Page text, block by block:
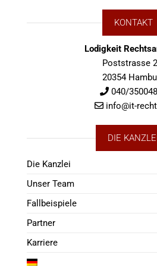
KONTAKT
Lodigkeit
Poststrasse
20354
040/
info@it-
DIE
Die Kanzlei
Unser Team
Fallbeispiele
Partner
Karriere